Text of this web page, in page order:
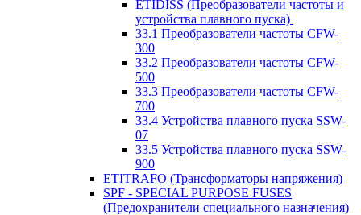
ETIDISS (Преобразователи частоты и
устройства плавного пуска)
33.1 Преобразователи частоты CFW-
300
33.2 Преобразователи частоты CFW-
500
33.3 Преобразователи частоты CFW-
700
33.4 Устройства плавного пуска SSW-
07
33.5 Устройства плавного пуска SSW-
900
ETITRAFO (Трансформаторы напряжения)
SPF - SPECIAL PURPOSE FUSES
(Предохранители специального назначения)